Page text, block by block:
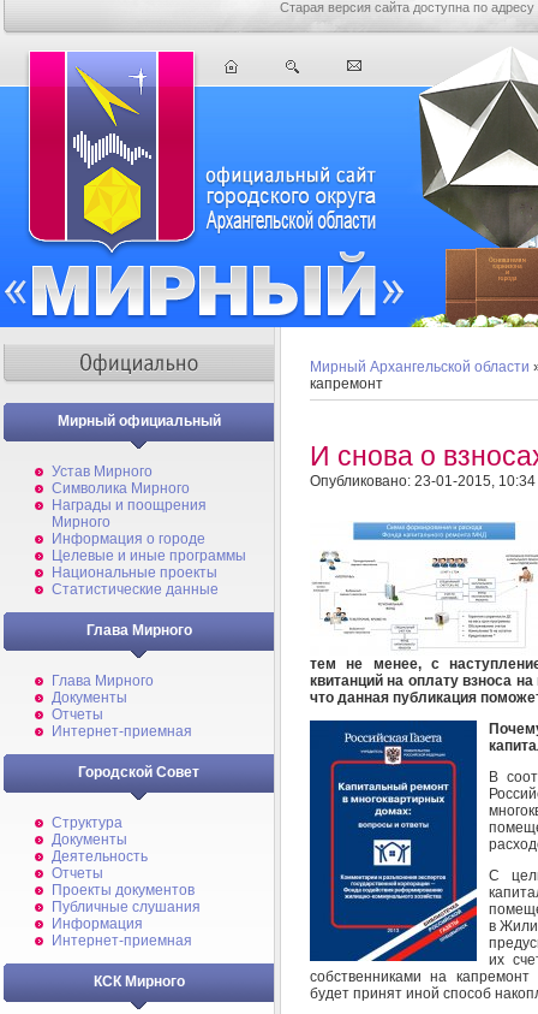
Старая версия сайта доступна по адресу
Мирный официальный
Устав Мирного
Символика Мирного
Награды и поощрения
Мирного
Информация о городе
Целевые и иные программы
Национальные проекты
Статистические данные
Глава Мирного
Глава Мирного
Документы
Отчеты
Интернет-приемная
Городской Совет
Структура
Документы
Деятельность
Отчеты
Проекты документов
Публичные слушания
Информация
Интернет-приемная
КСК Мирного
Мирный Архангельской области
капремонт
И снова о
Опубликовано: 23-01-2015, 10:34
тем не менее, с
квитанций на оплату взноса
что данная публикация
В
С
в
их
собственниками на
будет принят иной способ